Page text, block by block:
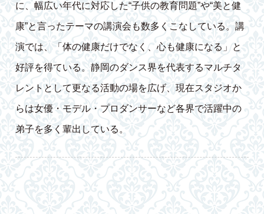
に、幅広い年代に対応した“子供の教育問題”や“美と健
康”と言ったテーマの講演会も数多くこなしている。講
演では、「体の健康だけでなく、心も健康になる」と
好評を得ている。静岡のダンス界を代表するマルチタ
レントとして更なる活動の場を広げ、現在スタジオか
らは女優・モデル・プロダンサーなど各界で活躍中の
弟子を多く輩出している。